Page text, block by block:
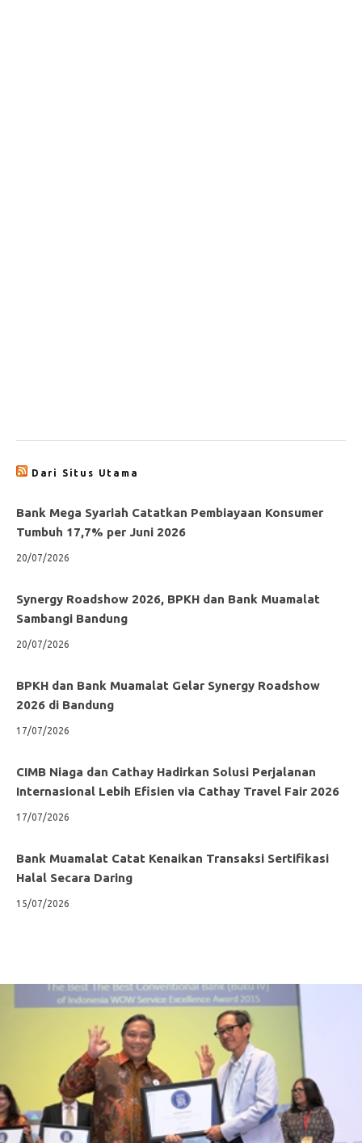
Dari Situs Utama
Bank Mega Syariah Catatkan Pembiayaan Konsumer
Tumbuh 17,7% per Juni 2026
20/07/2026
Synergy Roadshow 2026, BPKH dan Bank Muamalat
Sambangi Bandung
20/07/2026
BPKH dan Bank Muamalat Gelar Synergy Roadshow
2026 di Bandung
17/07/2026
CIMB Niaga dan Cathay Hadirkan Solusi Perjalanan
Internasional Lebih Efisien via Cathay Travel Fair 2026
17/07/2026
Bank Muamalat Catat Kenaikan Transaksi Sertifikasi
Halal Secara Daring
15/07/2026